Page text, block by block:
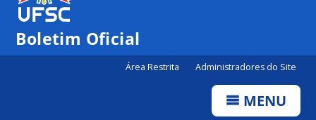
Boletim Oficial
Área Restrita Administradores do Site
MENU